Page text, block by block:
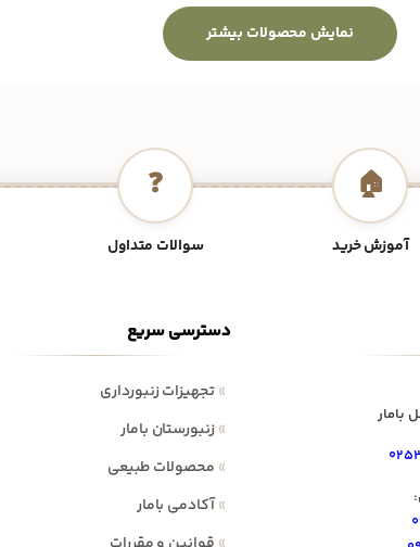
نمایش محصولات بیشتر
🏠
آموزش خرید
❓
سوالات متداول
دسترسی سریع
»تجهیزات زنبورداری
»زنبورستان بامار
» محصولات طبیعی
»آکادمی بامار
بامار